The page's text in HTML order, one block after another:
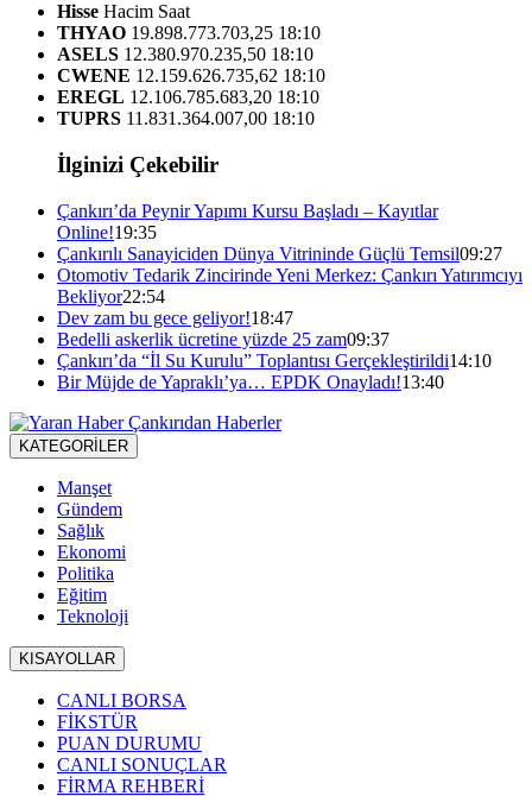
Hisse Hacim Saat
THYAO 19.898.773.703,25 18:10
ASELS 12.380.970.235,50 18:10
CWENE 12.159.626.735,62 18:10
EREGL 12.106.785.683,20 18:10
TUPRS 11.831.364.007,00 18:10
İlginizi Çekebilir
Çankırı’da Peynir Yapımı Kursu Başladı – Kayıtlar
Online!19:35
Çankırılı Sanayiciden Dünya Vitrininde Güçlü Temsil09:27
Otomotiv Tedarik Zincirinde Yeni Merkez: Çankırı Yatırımcıyı
Bekliyor22:54
Dev zam bu gece geliyor!18:47
Bedelli askerlik ücretine yüzde 25 zam09:37
Çankırı’da “İl Su Kurulu” Toplantısı Gerçekleştirildi14:10
Bir Müjde de Yapraklı’ya… EPDK Onayladı!13:40
KATEGORİLER
Manşet
Gündem
Sağlık
Ekonomi
Politika
Eğitim
Teknoloji
KISAYOLLAR
CANLI BORSA
FİKSTÜR
PUAN DURUMU
CANLI SONUÇLAR
FİRMA REHBERİ